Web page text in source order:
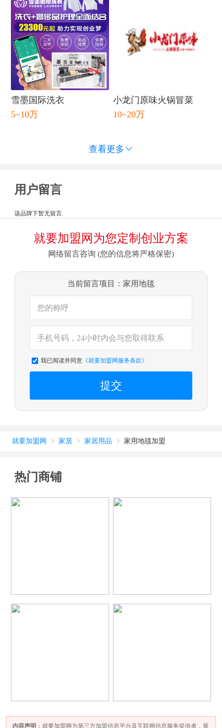
雪墨国际洗衣
5~10万
小龙门原味火锅冒菜
10~20万
查看更多 
用户留言
该品牌下暂无留言.
就要加盟网为您定制创业方案
网络留言咨询 (您的信息将严格保密)
当前留言项目：家用地毯
我已阅读并同意《就要加盟网服务条款》
提交
就要加盟网  家居  家居用品  家用地毯加盟
热门商铺
内容声明 ：就要加盟网为第三方加盟信息平台及互联网信息服务提供者，展